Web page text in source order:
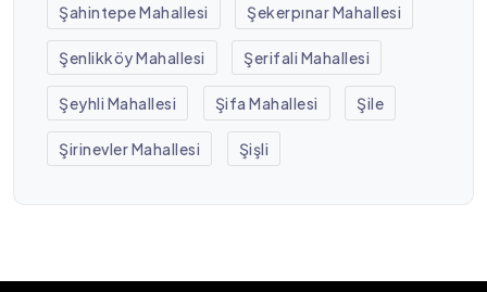
Şahintepe Mahallesi Şekerpınar Mahallesi
Şenlikköy Mahallesi Şerifali Mahallesi
Şeyhli Mahallesi Şifa Mahallesi Şile
Şirinevler Mahallesi Şişli